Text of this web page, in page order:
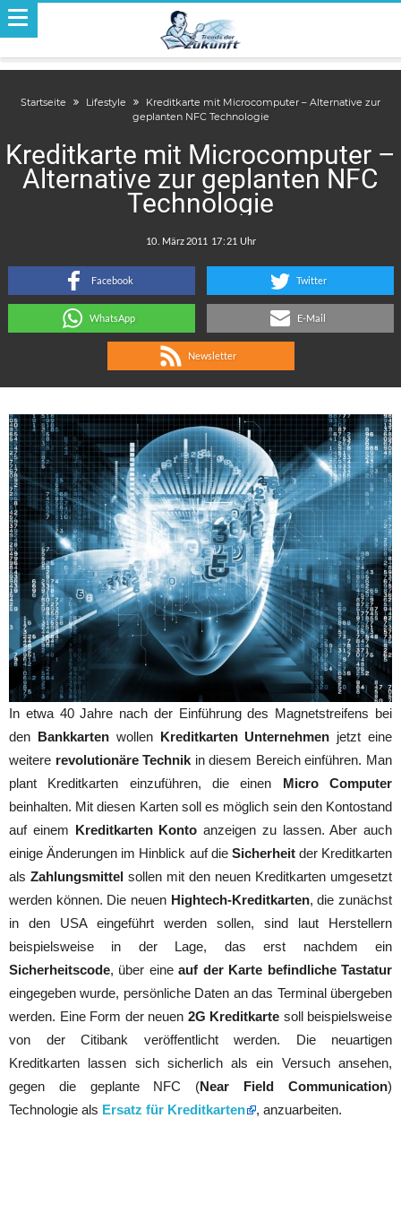
Startseite Lifestyle
Kreditkarte mit Microcomputer – Alternative zur
geplanten NFC Technologie
Kreditkarte mit Microcomputer –
Alternative zur geplanten NFC
Technologie
:
Facebook Twitter
WhatsApp E-Mail
Newsletter
In etwa 40 Jahre nach der Einführung des Magnetstreifens bei
den Bankkarten wollen Kreditkarten Unternehmen jetzt eine
weitere revolutionäre Technik in diesem Bereich einführen. Man
plant Kreditkarten einzuführen, die einen Micro Computer
beinhalten. Mit diesen Karten soll es möglich sein den Kontostand
auf einem Kreditkarten Konto anzeigen zu lassen. Aber auch
einige Änderungen im Hinblick auf die Sicherheit der Kreditkarten
als Zahlungsmittel sollen mit den neuen Kreditkarten umgesetzt
werden können. Die neuen Hightech-Kreditkarten, die zunächst
in den USA eingeführt werden sollen, sind laut Herstellern
beispielsweise in der Lage, das erst nachdem ein
Sicherheitscode, über eineauf der Karte befindliche Tastatur
eingegeben wurde, persönliche Daten an das Terminal übergeben
werden. Eine Form der neuen 2G Kreditkarte soll beispielsweise
von der Citibank veröffentlicht werden. Die neuartigen
Kreditkarten lassen sich sicherlich als ein Versuch ansehen,
gegen die geplante NFC (Near Field Communication)
Technologie als Ersatz für Kreditkarten , anzuarbeiten.